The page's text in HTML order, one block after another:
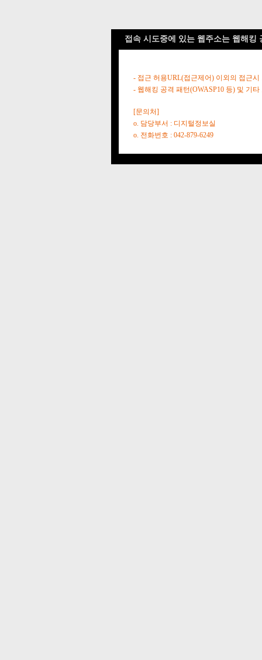
접속 시도중에 있는 웹주소는 웹해킹
- 접근 허용URL(접근제어) 이외의 접근시
- 웹해킹 공격 패턴(OWASP10 등) 및 기
[문의처]
o. 담당부서 : 디지털정보실
o. 전화번호 : 042-879-6249